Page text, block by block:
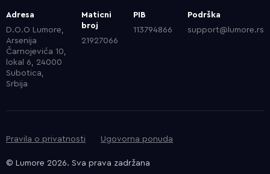
Adresa
D.O.O Lumore,
Arsenija
Čarnojevića 10,
lokal 6, 24000
Subotica,
Srbija
Maticni
broj
21927066
PIB
113794866
Podrška
support@lumore.rs
Pravila o privatnosti Ugovorna ponuda
© Lumore 2026. Sva prava zadržana